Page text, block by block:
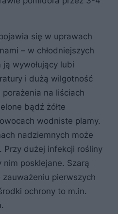
się w uprawach
– w chłodniejszych
wywołujący lubi
i dużą wilgotność
na liściach
bądź żółte
wodniste plamy.
nadziemnych może
Przy dużej infekcji rośliny
nim posklejane. Szarą
pierwszych
ochrony to m.in.